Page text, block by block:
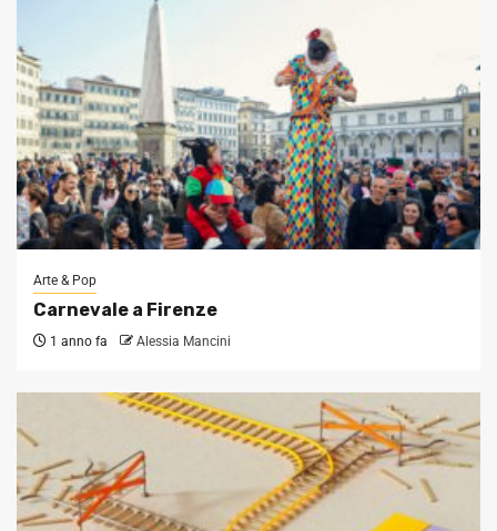
Arte & Pop
Carnevale a Firenze
1 anno fa Alessia Mancini